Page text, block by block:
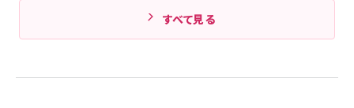
すべて見る